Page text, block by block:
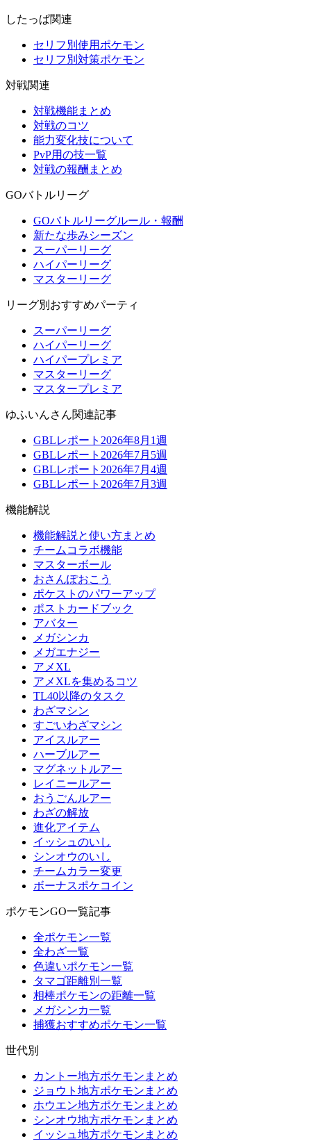
したっぱ関連
セリフ別使用ポケモン
セリフ別対策ポケモン
対戦関連
対戦機能まとめ
対戦のコツ
能力変化技について
PvP用の技一覧
対戦の報酬まとめ
GOバトルリーグ
GOバトルリーグルール・報酬
新たな歩みシーズン
スーパーリーグ
ハイパーリーグ
マスターリーグ
リーグ別おすすめパーティ
スーパーリーグ
ハイパーリーグ
ハイパープレミア
マスターリーグ
マスタープレミア
ゆふいんさん関連記事
GBLレポート2026年8月1週
GBLレポート2026年7月5週
GBLレポート2026年7月4週
GBLレポート2026年7月3週
機能解説
機能解説と使い方まとめ
チームコラボ機能
マスターボール
おさんぽおこう
ポケストのパワーアップ
ポストカードブック
アバター
メガシンカ
メガエナジー
アメXL
アメXLを集めるコツ
TL40以降のタスク
わざマシン
すごいわざマシン
アイスルアー
ハーブルアー
マグネットルアー
レイニールアー
おうごんルアー
わざの解放
進化アイテム
イッシュのいし
シンオウのいし
チームカラー変更
ボーナスポケコイン
ポケモンGO一覧記事
全ポケモン一覧
全わざ一覧
色違いポケモン一覧
タマゴ距離別一覧
相棒ポケモンの距離一覧
メガシンカ一覧
捕獲おすすめポケモン一覧
世代別
カントー地方ポケモンまとめ
ジョウト地方ポケモンまとめ
ホウエン地方ポケモンまとめ
シンオウ地方ポケモンまとめ
イッシュ地方ポケモンまとめ